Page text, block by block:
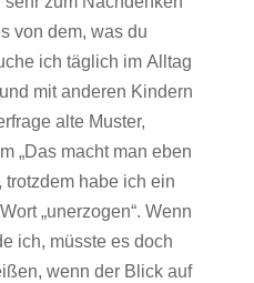
von dem, was du
ich täglich im Alltag
mit anderen Kindern
alte Muster,
„Das macht man eben
trotzdem habe ich ein
„unerzogen“. Wenn
ich, müsste es doch
wenn der Blick auf